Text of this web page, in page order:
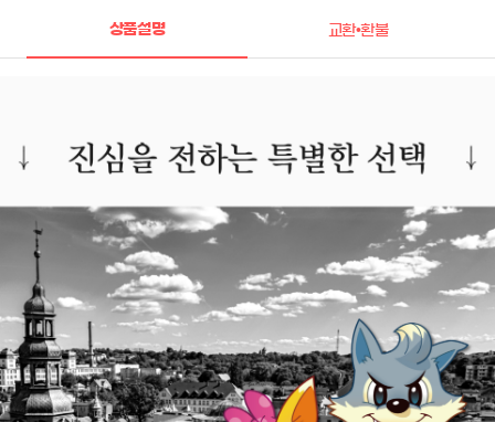
상품설명 교환•환불